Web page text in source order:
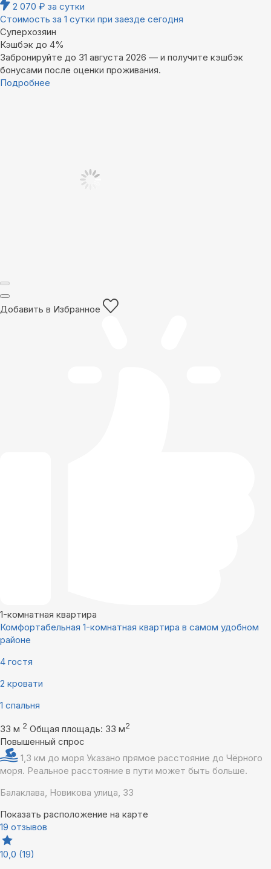
2 070 ₽ за сутки
Стоимость за 1 сутки при заезде сегодня
Суперхозяин
Кэшбэк до 4%
Забронируйте до 31 августа 2026 — и получите кэшбэк
бонусами после оценки проживания.
Подробнее
Добавить в Избранное
1-комнатная квартира
Комфортабельная 1-комнатная квартира в самом удобном
районе
4 гостя
2 кровати
1 спальня
33 м 2 Общая площадь: 33 м2
Повышенный спрос
1,3 км до моря Указано прямое расстояние до Чёрного
моря. Реальное расстояние в пути может быть больше.
Балаклава, Новикова улица, 33
Показать расположение на карте
19 отзывов
10,0 (19)